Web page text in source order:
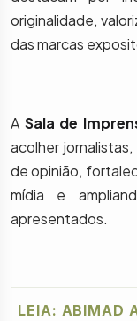
originalidade,
das marcas
A Sala de
acolher
de opinião,
mídia e
apresentados.
LEIA: ABIMAD